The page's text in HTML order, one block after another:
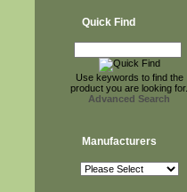
Quick Find
Use keywords to find the
product you are looking for.
Advanced Search
Manufacturers